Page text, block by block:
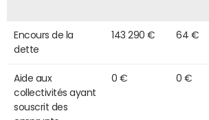
Encours de la
dette
143 290 € 64 €
Aide aux
collectivités ayant
souscrit des
0 € 0 €